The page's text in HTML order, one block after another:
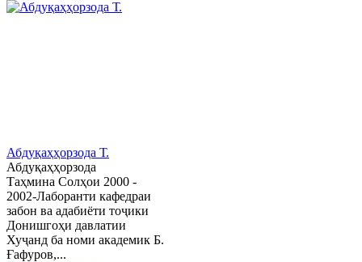
Абдуқаҳҳорзода Т.
Абдуқаҳҳорзода
Таҳмина Солҳои 2000 -
2002-Лаборанти кафедраи
забон ва адабиёти тоҷики
Донишгоҳи давлатии
Хуҷанд ба номи академик Б.
Ғафуров,...